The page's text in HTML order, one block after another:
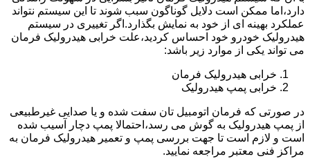
دارد،اما ممکن است دلایل گوناگون سبب شوند تا این سیستم نتواند
عملکرد بهینه ای از خود به نمایش بگذارد.اگر تغییری در سیستم
هیدرولیک خودرو خود احساس کردید،علت خرابی هیدرولیک فرمان
می تواند یکی از موارد زیر باشد:
خرابی هیدرولیک فرمان
خرابی پمپ هیدرولیک
در صورتی که فرمان اتومبیل تان سفت شده و یا صدایی غیرطبیعی
از پمپ هیدرولیک به گوش می رسد،احتمالا پمپ دچار آسیب شده
است و لازم است تا جهت بررسی پمپ و تعمیر هیدرولیک فرمان به
مراکز فنی معتبر مراجعه نمایید.